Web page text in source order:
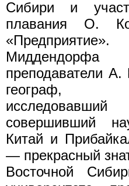
Сибири и
плавания О.
преподаватели
географ,
совершивший
Китай и
— прекрасный
Восточной